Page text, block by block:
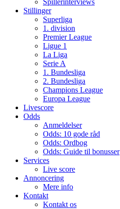
Stillinger
Superliga
1. division
Premier League
Ligue 1
La Liga
Serie A
1. Bundesliga
2. Bundesliga
Champions League
Europa League
Livescore
Odds
Anmeldelser
Odds: 10 gode råd
Odds: Ordbog
Odds: Guide til bonusser
Services
Live score
Annoncering
Mere info
Kontakt
Kontakt os